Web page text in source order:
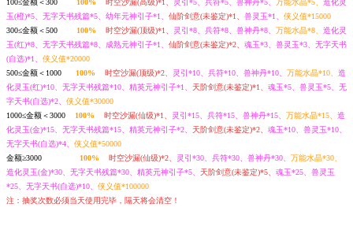
100≤金额＜300 100% 时空沙漏(高级)*1、 灵引*5、兵符*5、兽神丹*5、 万能水晶*5、 造化灵
玉(橙)*5、无字天书残篇*5、幼年元神引子*1、 仙阶剑意(未鉴定)*1、 兽灵玉*1、 侠义值*15000
300≤金额＜500 100% 时空沙漏(顶级)*1、 灵引*8、兵符*8、兽神丹*8、 万能水晶*8、 造化灵
玉(红)*8、无字天书残篇*8、成熟元神引子*1、 仙阶剑意(未鉴定)*2、 魂玉*3、兽灵玉*3、无字天书
(自选)*1、 侠义值*20000
500≤金额＜1000 100% 时空沙漏(顶级)*2、 灵引*10、兵符*10、兽神丹*10、 万能水晶*10、 造
化灵玉(红)*10、无字天书残篇*10、精英元神引子*1、 天阶剑意(未鉴定)*1、 魂玉*5、兽灵玉*5、无
字天书(自选)*2、 侠义值*30000
1000≤金额＜3000 100% 时空沙漏(仙级)*1、 灵引*15、兵符*15、兽神丹*15、 万能水晶*15、 造
化灵玉(金)*15、无字天书残篇*15、精英元神引子*2、 天阶剑意(未鉴定)*2、 魂玉*10、兽灵玉*10、
无字天书(自选)*4、 侠义值*50000
金额≥3000 100% 时空沙漏(仙级)*2、 灵引*30、兵符*30、兽神丹*30、 万能水晶*30、
造化灵玉(金)*30、无字天书残篇*30、精英元神引子*5、 天阶剑意(未鉴定)*5、 魂玉*25、兽灵玉
*25、无字天书(自选)*10、 侠义值*100000
注：抽奖次数必须当天使用完毕，隔天将会清空！